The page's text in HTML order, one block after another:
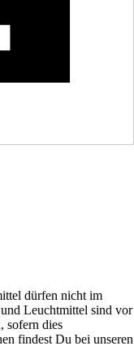
dürfen nicht im
Leuchtmittel sind vor
sofern dies
findest Du bei unseren